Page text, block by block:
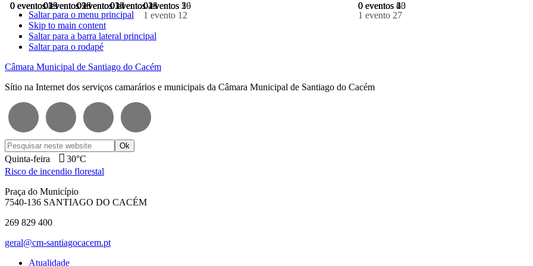
Saltar para o menu principal
Skip to main content
Saltar para a barra lateral principal
Saltar para o rodapé
Câmara Municipal de Santiago do Cacém
Sítio na Internet dos serviços camarários e municipais da Câmara Municipal de Santiago do Cacém
Pesquisar
neste
website
Quinta-feira
30°C
Risco de incendio florestal
Praça do Município
7540-136 SANTIAGO DO CACÉM
269 829 400
geral@cm-santiagocacem.pt
Atualidade
0 eventos1
0 eventos2
0 eventos3
0 eventos4
0 eventos 5 0 eventos 6
0 eventos8
0 eventos9
0 eventos10
0 eventos11
1 evento 12
0 eventos 13
0 eventos15
0 eventos16
0 eventos17
0 eventos18
0 eventos 19 0 eventos 20
0 eventos22
0 eventos23
0 eventos24
0 eventos25
0 eventos 26
1 evento 27
0 eventos29
0 eventos30
0 eventos1
0 eventos2
0 eventos 3 0 eventos 4